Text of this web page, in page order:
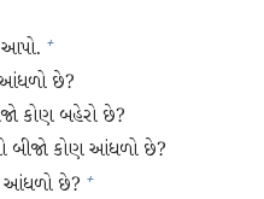
+
આંધળો છે?
કોણ બહેરો છે?
બીજો કોણ આંધળો છે?
આંધળો છે? +